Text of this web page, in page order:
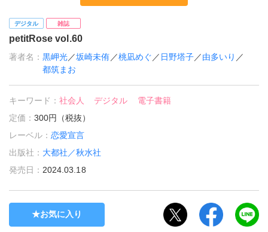
デジタル 雑誌
petitRose vol.60
著者名：黒岬光／坂崎未侑 ／桃凪めぐ ／ 日野塔子／由多いり ／
都筑まお
キーワード：社会人 デジタル
電子書籍
定価：300円（税抜）
レーベル：恋愛宣言
出版社： 大都社／秋水社
発売日： 2024.03.18
お気に入り